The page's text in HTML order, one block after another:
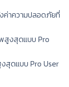
าความปลอดภัยที่
สุดแบบ Pro User